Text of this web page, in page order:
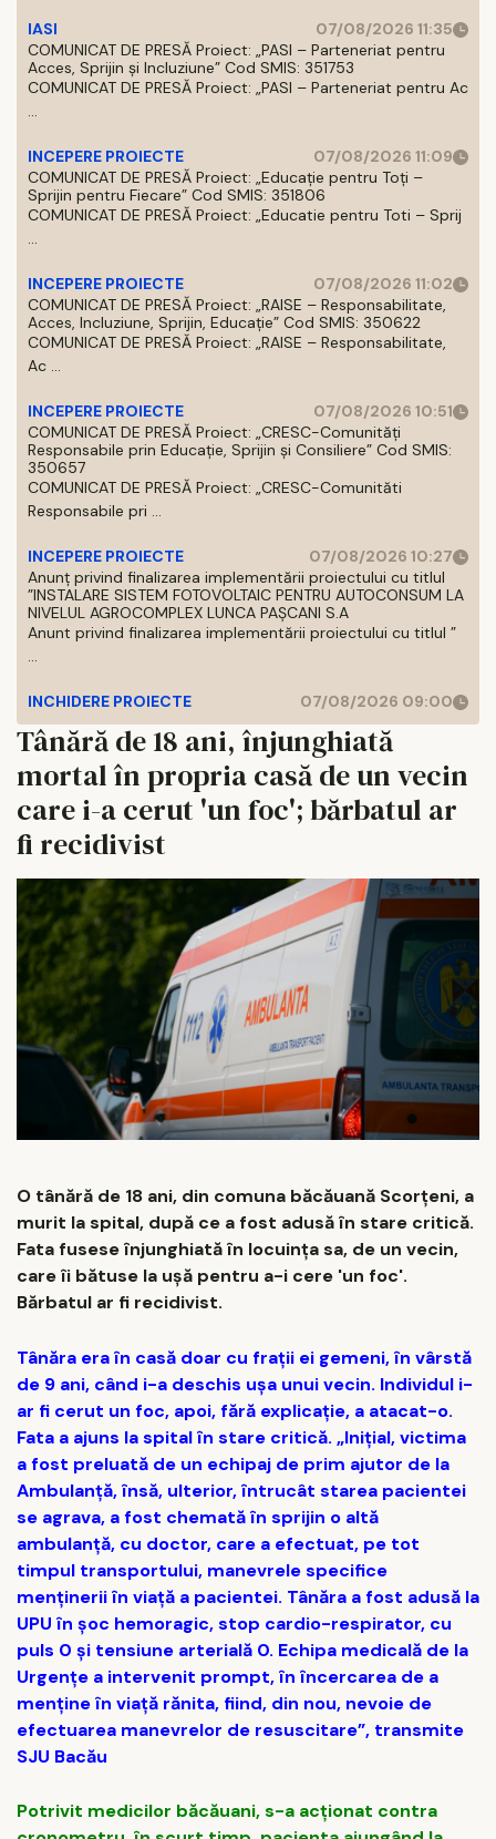
IASI
07/08/2026 11:35
COMUNICAT DE PRESĂ Proiect: „PASI – Parteneriat pentru
Acces, Sprijin și Incluziune” Cod SMIS: 351753
COMUNICAT DE PRESĂ Proiect: „PASI – Parteneriat pentru Ac
...
INCEPERE PROIECTE
07/08/2026 11:09
COMUNICAT DE PRESĂ Proiect: „Educație pentru Toți –
Sprijin pentru Fiecare” Cod SMIS: 351806
COMUNICAT DE PRESĂ Proiect: „Educatie pentru Toti – Sprij
...
INCEPERE PROIECTE
07/08/2026 11:02
COMUNICAT DE PRESĂ Proiect: „RAISE – Responsabilitate,
Acces, Incluziune, Sprijin, Educație” Cod SMIS: 350622
COMUNICAT DE PRESĂ Proiect: „RAISE – Responsabilitate,
Ac ...
INCEPERE PROIECTE
07/08/2026 10:51
COMUNICAT DE PRESĂ Proiect: „CRESC-Comunități
Responsabile prin Educație, Sprijin și Consiliere” Cod SMIS:
350657
COMUNICAT DE PRESĂ Proiect: „CRESC-Comunităti
Responsabile pri ...
INCEPERE PROIECTE
07/08/2026 10:27
Anunț privind finalizarea implementării proiectului cu titlul
”INSTALARE SISTEM FOTOVOLTAIC PENTRU AUTOCONSUM LA
NIVELUL AGROCOMPLEX LUNCA PAȘCANI S.A
Anunt privind finalizarea implementării proiectului cu titlul ”
...
INCHIDERE PROIECTE 07/08/2026 09:00
Tânără de 18 ani, înjunghiată
mortal în propria casă de un vecin
care i-a cerut 'un foc'; bărbatul ar
fi recidivist
O tânără de 18 ani, din comuna băcăuană Scorțeni, a
murit la spital, după ce a fost adusă în stare critică.
Fata fusese înjunghiată în locuința sa, de un vecin,
care îi bătuse la ușă pentru a-i cere 'un foc'.
Bărbatul ar fi recidivist.
Tânăra era în casă doar cu fraţii ei gemeni, în vârstă
de 9 ani, când i-a deschis uşa unui vecin. Individul i-
ar fi cerut un foc, apoi, fără explicaţie, a atacat-o.
Fata a ajuns la spital în stare critică. „Inițial, victima
a fost preluată de un echipaj de prim ajutor de la
Ambulanță, însă, ulterior, întrucât starea pacientei
se agrava, a fost chemată în sprijin o altă
ambulanță, cu doctor, care a efectuat, pe tot
timpul transportului, manevrele specifice
menținerii în viață a pacientei. Tânăra a fost adusă la
UPU în șoc hemoragic, stop cardio-respirator, cu
puls 0 și tensiune arterială 0. Echipa medicală de la
Urgențe a intervenit prompt, în încercarea de a
menține în viață rănita, fiind, din nou, nevoie de
efectuarea manevrelor de resuscitare”, transmite
SJU Bacău
Potrivit medicilor băcăuani, s-a acționat contra